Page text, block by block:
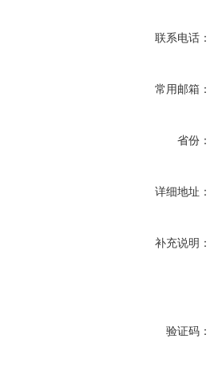
联系电话：
常用邮箱：
省份：
详细地址：
补充说明：
验证码：